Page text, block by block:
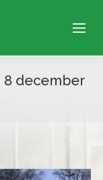
8 december